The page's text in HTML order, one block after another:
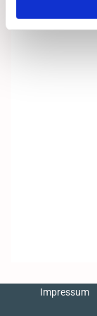
Impressum